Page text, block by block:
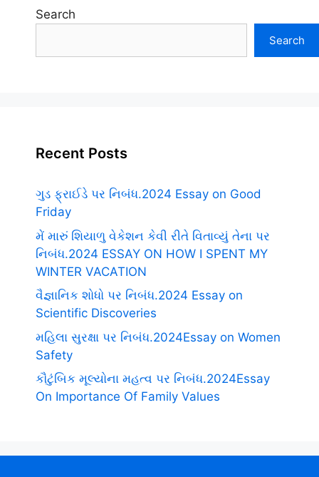
Search
Search
Recent Posts
ગુડ ફ્રાઈડે પર નિબંધ.2024 Essay on Good
Friday
મેં મારું શિયાળુ વેકેશન કેવી રીતે વિતાવ્યું તેના પર
નિબંધ.2024 ESSAY ON HOW I SPENT MY
WINTER VACATION
વૈજ્ઞાનિક શોધો પર નિબંધ.2024 Essay on
Scientific Discoveries
મહિલા સુરક્ષા પર નિબંધ.2024Essay on Women
Safety
કૌટુંબિક મૂલ્યોના મહત્વ પર નિબંધ.2024Essay
On Importance Of Family Values